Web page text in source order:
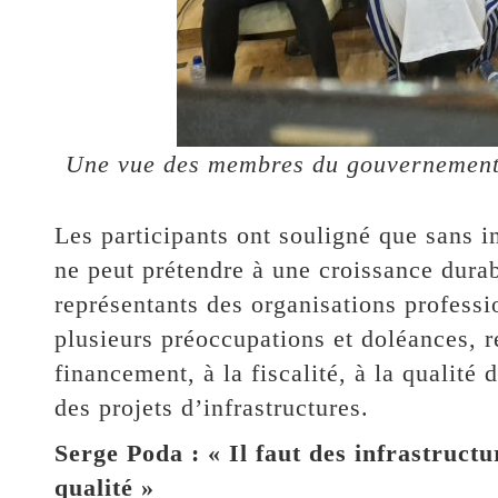
Une vue des membres du
Les participants ont souligné que sans
ne peut prétendre à une croissance
représentants des organisations
plusieurs préoccupations et doléances,
financement, à la fiscalité, à la qualité
des projets d’infrastructures.
Serge Poda : « Il faut des
qualité »